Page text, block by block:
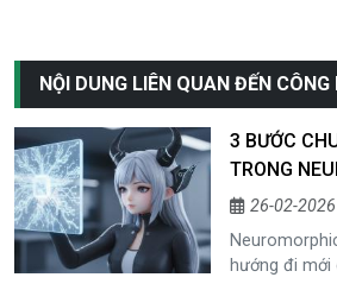
NỘI DUNG LIÊN QUAN ĐẾN CÔNG
3 BƯỚC
TRONG
ADAS
26-02-2026
hướng đi mới